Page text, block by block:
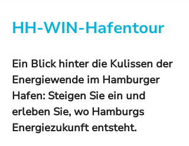
HH-WIN-Hafentour
Ein Blick hinter die Kulissen der
Energiewende im Hamburger
Hafen: Steigen Sie ein und
erleben Sie, wo Hamburgs
Energiezukunft entsteht.